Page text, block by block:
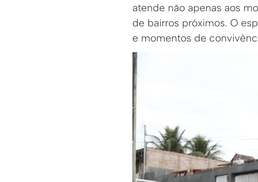
atende não apenas aos
de bairros próximos. O
e momentos de